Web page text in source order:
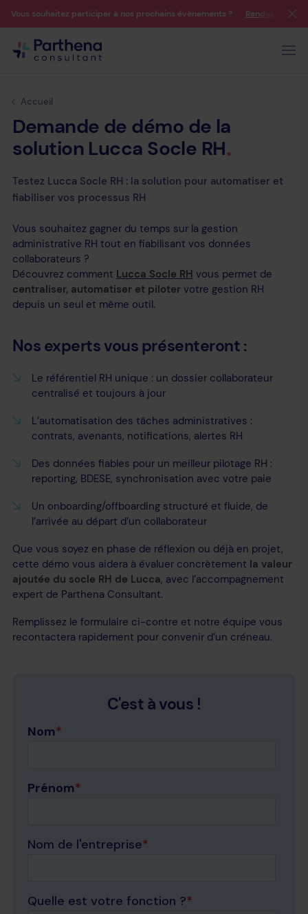
Vous souhaitez participer à nos prochains évènements ? Rendez-vous
Accueil
Demande de démo de la
solution Lucca Socle RH
Testez Lucca Socle RH : la solution pour automatiser et
fiabiliser vos processus RH
Vous souhaitez gagner du temps sur la gestion
administrative RH tout en fiabilisant vos données
collaborateurs ?
Découvrez comment Lucca Socle RH vous permet de
centraliser, automatiser et pilotervotre gestion RH
depuis un seul et même outil.
Nos experts vous présenteront :
Le référentiel RH unique : un dossier collaborateur
centralisé et toujours à jour
L’automatisation des tâches administratives :
contrats, avenants, notifications, alertes RH
Des données fiables pour un meilleur pilotage RH :
reporting, BDESE, synchronisation avec votre paie
Un onboarding/offboarding structuré et fluide, de
l’arrivée au départ d’un collaborateur
Que vous soyez en phase de réflexion ou déjà en projet,
cette démo vous aidera à évaluer concrètement la valeur
ajoutée du socle RH de Lucca, avec l’accompagnement
expert de Parthena Consultant.
Remplissez le formulaire ci-contre et notre équipe vous
recontactera rapidement pour convenir d’un créneau.
C'est à vous !